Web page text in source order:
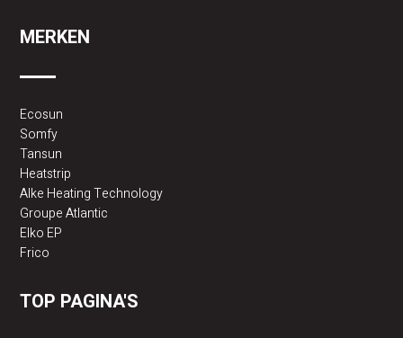
MERKEN
Ecosun
Somfy
Tansun
Heatstrip
Alke Heating Technology
Groupe Atlantic
Elko EP
Frico
TOP PAGINA'S